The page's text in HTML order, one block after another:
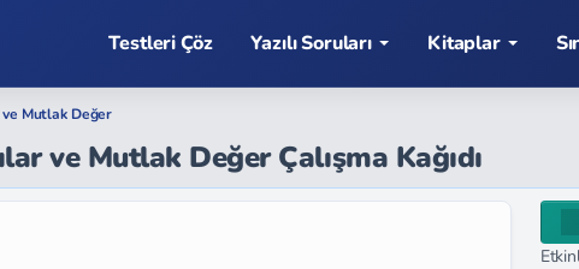
Testleri Çöz Yazılı Soruları Kitaplar
ve Mutlak Değer
ve Mutlak Değer Çalışma Kağıdı